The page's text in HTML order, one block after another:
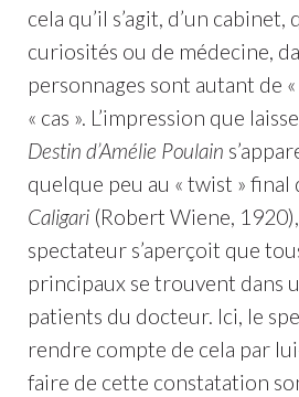
cela qu’il s’agit, d’un cabinet,
curiosités ou de médecine,
personnages sont autant de
« cas ». L’impression que
Destin d’Amélie Poulain
quelque peu au « twist » final
Caligari(Robert Wiene,
spectateur s’aperçoit que
principaux se trouvent dans
patients du docteur. Ici, le
rendre compte de cela par
faire de cette constatation